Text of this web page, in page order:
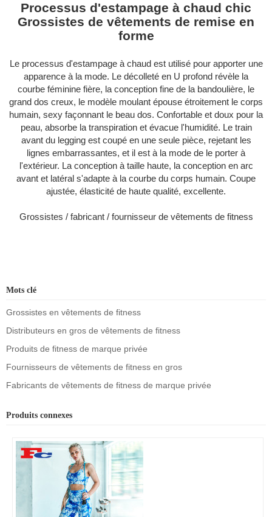
Processus d'estampage à chaud chic
Grossistes de vêtements de remise en
forme
Le processus d'estampage à chaud est utilisé pour apporter une
apparence à la mode. Le décolleté en U profond révèle la
courbe féminine fière, la conception fine de la bandoulière, le
grand dos creux, le modèle moulant épouse étroitement le corps
humain, sexy façonnant le beau dos. Confortable et doux pour la
peau, absorbe la transpiration et évacue l'humidité. Le train
avant du legging est coupé en une seule pièce, rejetant les
lignes embarrassantes, et il est à la mode de le porter à
l'extérieur. La conception à taille haute, la conception en arc
avant et latéral s'adapte à la courbe du corps humain. Coupe
ajustée, élasticité de haute qualité, excellente.
Grossistes / fabricant / fournisseur de vêtements de fitness
Mots clé
Grossistes en vêtements de fitness
Distributeurs en gros de vêtements de fitness
Produits de fitness de marque privée
Fournisseurs de vêtements de fitness en gros
Fabricants de vêtements de fitness de marque privée
Produits connexes